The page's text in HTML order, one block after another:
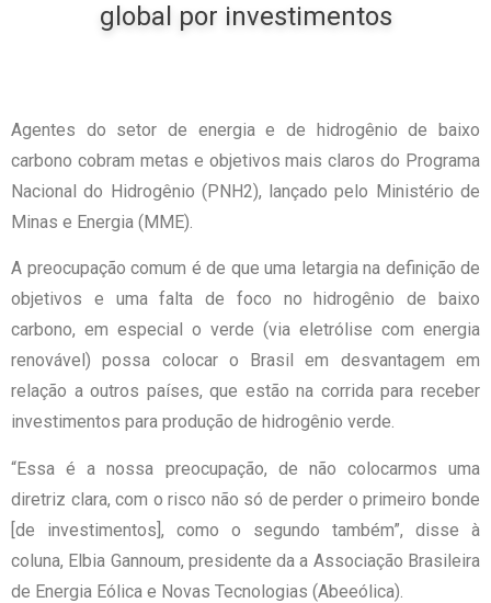
global por investimentos
Agentes do setor de energia e de hidrogênio de baixo
carbono cobram metas e objetivos mais claros do Programa
Nacional do Hidrogênio (PNH2), lançado pelo Ministério de
Minas e Energia (MME).
A preocupação comum é de que uma letargia na definição de
objetivos e uma falta de foco no hidrogênio de baixo
carbono, em especial o verde (via eletrólise com energia
renovável) possa colocar o Brasil em desvantagem em
relação a outros países, que estão na corrida para receber
investimentos para produção de hidrogênio verde.
“Essa é a nossa preocupação, de não colocarmos uma
diretriz clara, com o risco não só de perder o primeiro bonde
[de investimentos], como o segundo também”, disse à
coluna, Elbia Gannoum, presidente da a Associação Brasileira
de Energia Eólica e Novas Tecnologias (Abeeólica).